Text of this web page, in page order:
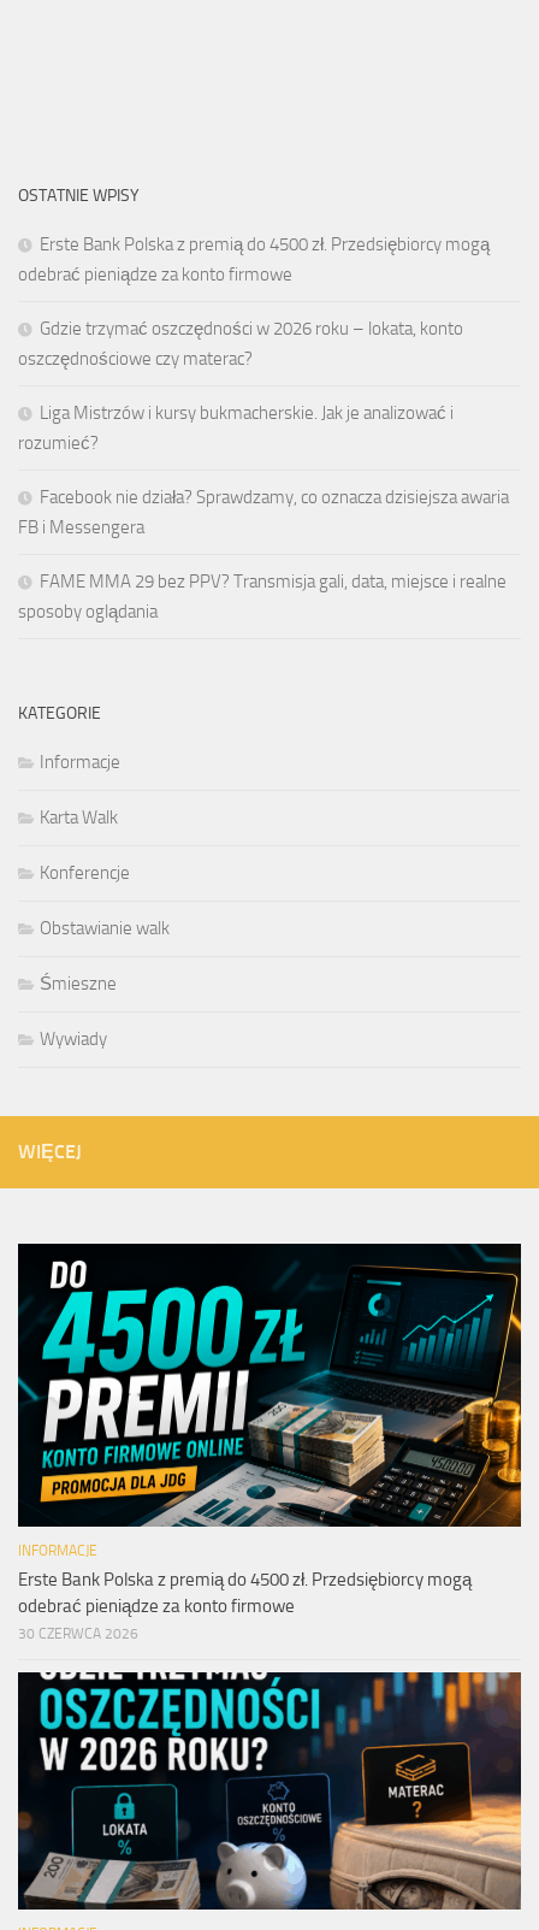
OSTATNIE WPISY
Erste Bank Polska z premią do 4500 zł. Przedsiębiorcy mogą
odebrać pieniądze za konto firmowe
Gdzie trzymać oszczędności w 2026 roku – lokata, konto
oszczędnościowe czy materac?
Liga Mistrzów i kursy bukmacherskie. Jak je analizować i
rozumieć?
Facebook nie działa? Sprawdzamy, co oznacza dzisiejsza awaria
FB i Messengera
FAME MMA 29 bez PPV? Transmisja gali, data, miejsce i realne
sposoby oglądania
KATEGORIE
Informacje
Karta Walk
Konferencje
Obstawianie walk
Śmieszne
Wywiady
WIĘCEJ
INFORMACJE
Erste Bank Polska z premią do 4500 zł. Przedsiębiorcy mogą
odebrać pieniądze za konto firmowe
30 CZERWCA 2026